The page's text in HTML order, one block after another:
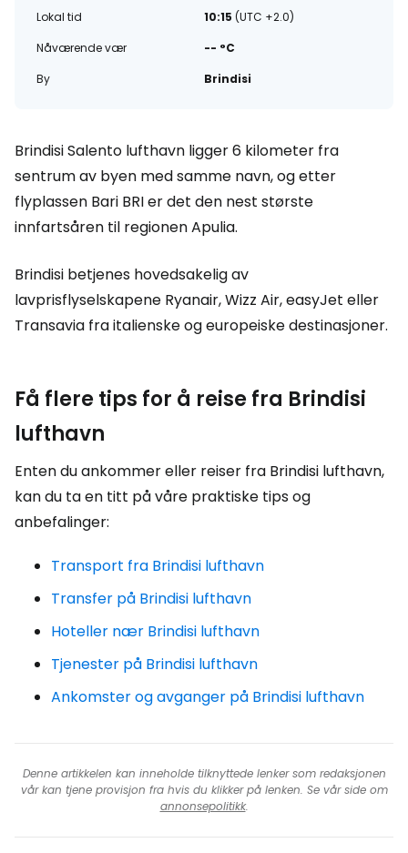
Lokal tid
10:15 (UTC +2.0)
Nåværende vær
-- °C
By
Brindisi
Brindisi Salento lufthavn ligger 6 kilometer fra
sentrum av byen med samme navn, og etter
flyplassen Bari BRIer det den nest største
innfartsåren til regionen Apulia.
Brindisi betjenes hovedsakelig av
lavprisflyselskapene Ryanair, Wizz Air, easyJet eller
Transavia fra italienske og europeiske destinasjoner.
Få flere tips for å reise fra Brindisi
lufthavn
Enten du ankommer eller reiser fra Brindisi lufthavn,
kan du ta en titt på våre praktiske tips og
anbefalinger:
Transport fra Brindisi lufthavn
Transfer på Brindisi lufthavn
Hoteller nær Brindisi lufthavn
Tjenester på Brindisi lufthavn
Ankomster og avganger på Brindisi lufthavn
Denne artikkelen kan inneholde tilknyttede lenker som redaksjonen
vår kan tjene provisjon fra hvis du klikker på lenken. Se vår side om
annonsepolitikk.